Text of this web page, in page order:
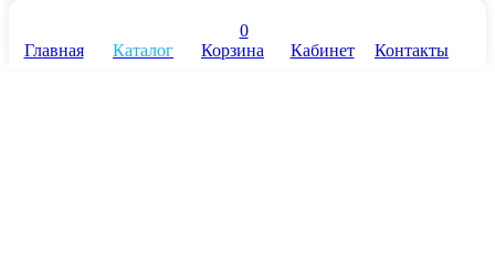
Главная Каталог
0
Корзина
Кабинет Контакты